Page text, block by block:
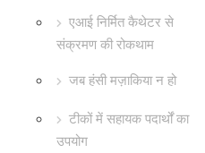
एआई निर्मित कैथेटर से
संक्रमण की रोकथाम
जब हंसी मज़ाकिया न हो
टीकों में सहायक पदार्थों का
उपयोग